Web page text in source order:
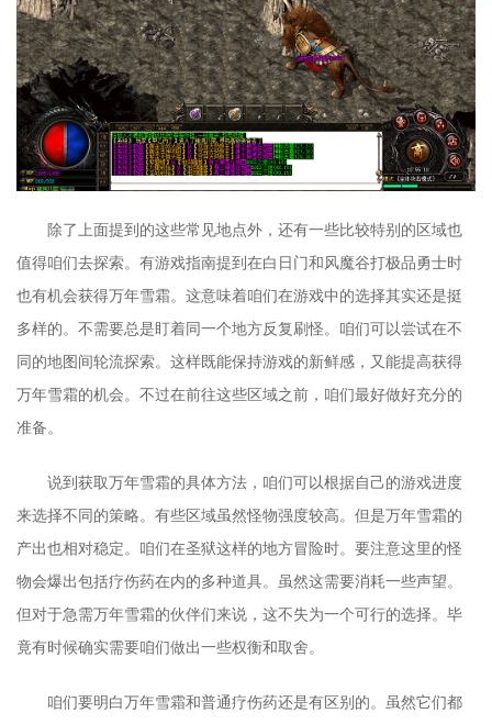
除了上面提到的这些常见地点外，还有一些比较特别的区域也
值得咱们去探索。有游戏指南提到在白日门和风魔谷打极品勇士时
也有机会获得万年雪霜。这意味着咱们在游戏中的选择其实还是挺
多样的。不需要总是盯着同一个地方反复刷怪。咱们可以尝试在不
同的地图间轮流探索。这样既能保持游戏的新鲜感，又能提高获得
万年雪霜的机会。不过在前往这些区域之前，咱们最好做好充分的
准备。
说到获取万年雪霜的具体方法，咱们可以根据自己的游戏进度
来选择不同的策略。有些区域虽然怪物强度较高。但是万年雪霜的
产出也相对稳定。咱们在圣狱这样的地方冒险时。要注意这里的怪
物会爆出包括疗伤药在内的多种道具。虽然这需要消耗一些声望。
但对于急需万年雪霜的伙伴们来说，这不失为一个可行的选择。毕
竟有时候确实需要咱们做出一些权衡和取舍。
咱们要明白万年雪霜和普通疗伤药还是有区别的。虽然它们都